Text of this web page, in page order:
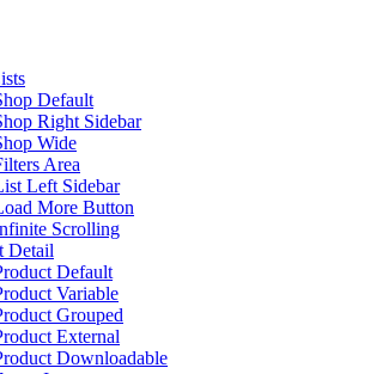
Default
Right Sidebar
Wide
Area
Left Sidebar
More Button
Scrolling
Detail
Default
Variable
Grouped
External
Downloadable